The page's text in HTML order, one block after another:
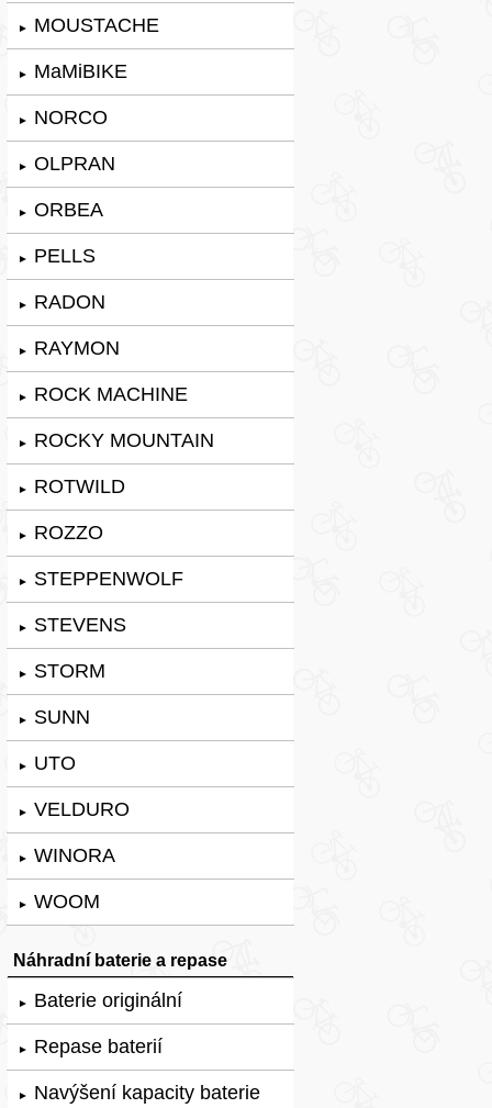
► MOUSTACHE
► MaMiBIKE
► NORCO
► OLPRAN
► ORBEA
► PELLS
► RADON
► RAYMON
► ROCK MACHINE
► ROCKY MOUNTAIN
► ROTWILD
► ROZZO
► STEPPENWOLF
► STEVENS
► STORM
► SUNN
► UTO
► VELDURO
► WINORA
► WOOM
Náhradní baterie a repase
► Baterie originální
► Repase baterií
► Navýšení kapacity baterie